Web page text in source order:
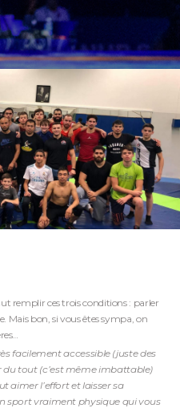
remplir ces trois conditions : parler
Mais bon, si vous êtes sympa, on
facilement accessible (juste des
du tout (c’est même imbattable)
aimer l’effort et laisser sa
sport vraiment physique qui vous